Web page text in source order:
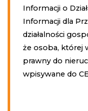
Informacji o
Informacji dla
działalności
że osoba, której
prawny do
wpisywane do